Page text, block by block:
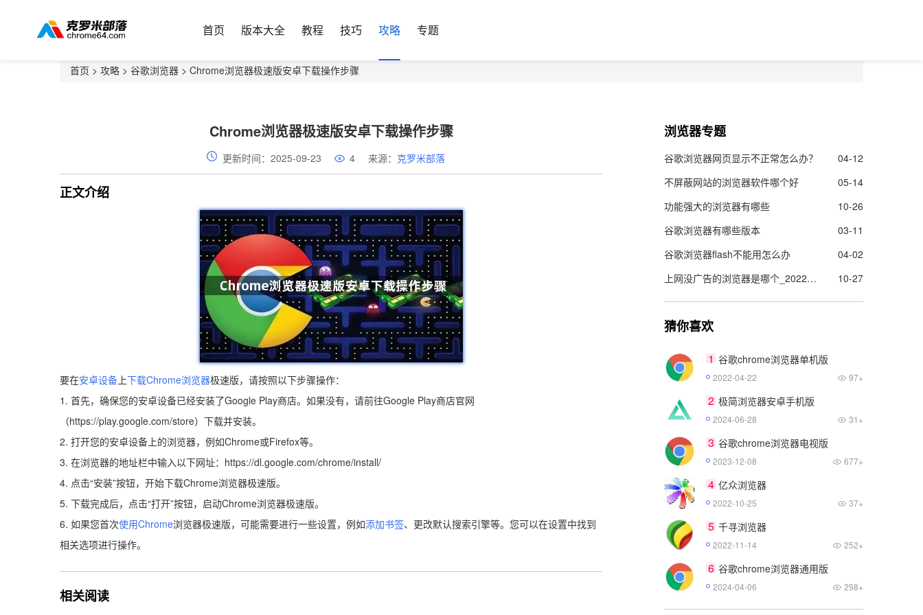
首页 版本大全 教程 技巧 攻略 专题
首页 > 攻略 > 谷歌浏览器 > Chrome浏览器极速版安卓下载操作步骤
Chrome浏览器极速版安卓下载操作步骤
更新时间：2025-09-23 4 来源： 克罗米部落
正文介绍
要在安卓设备 上下载Chrome浏览器极速版，请按照以下步骤操作：
1. 首先，确保您的安卓设备已经安装了Google Play商店。如果没有，请前往Google Play商店官网
（https://play.google.com/store）下载并安装。
2. 打开您的安卓设备上的浏览器，例如Chrome或Firefox等。
3. 在浏览器的地址栏中输入以下网址：https://dl.google.com/chrome/install/
4. 点击“安装”按钮，开始下载Chrome浏览器极速版。
5. 下载完成后，点击“打开”按钮，启动Chrome浏览器极速版。
6. 如果您首次使用Chrome浏览器极速版，可能需要进行一些设置，例如添加书签、更改默认搜索引擎等。您可以在设置中找到
相关选项进行操作。
相关阅读
浏览器专题
谷歌浏览器网页显示不正常怎么办？
04-12
不屏蔽网站的浏览器软件哪个好
05-14
功能强大的浏览器有哪些
10-26
谷歌浏览器有哪些版本
03-11
谷歌浏览器flash不能用怎么办
04-02
上网没广告的浏览器是哪个_2022上网没广告的浏览器推荐
10-27
猜你喜欢
1 谷歌chrome浏览器单机版
2022-04-22 97+
2 极简浏览器安卓手机版
2024-06-28 31+
3 谷歌chrome浏览器电视版
2023-12-08 677+
4 亿众浏览器
2022-10-25 37+
5 千寻浏览器
2022-11-14 252+
6 谷歌chrome浏览器通用版
2024-04-06 298+